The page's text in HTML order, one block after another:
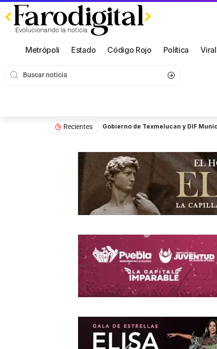
Metrópoli Estado Código Rojo Política
Recientes Gobierno de Texmelucan y DIF